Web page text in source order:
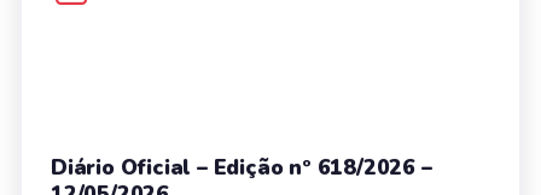
Diário Oficial – Edição nº 618/2026 –